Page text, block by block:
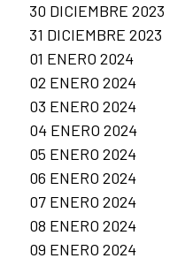
30 DICIEMBRE 2023
31 DICIEMBRE 2023
01 ENERO 2024
02 ENERO 2024
03 ENERO 2024
04 ENERO 2024
05 ENERO 2024
06 ENERO 2024
07 ENERO 2024
08 ENERO 2024
09 ENERO 2024